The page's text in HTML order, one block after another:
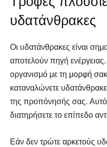
υδατάνθρακες
Οι υδατάνθρακες είναι
αποτελούν πηγή
οργανισμό με τη μορφή
καταναλώνετε
της προπόνησής σας.
διατηρήσετε το επίπεδο
Εάν δεν τρώτε αρκετούς